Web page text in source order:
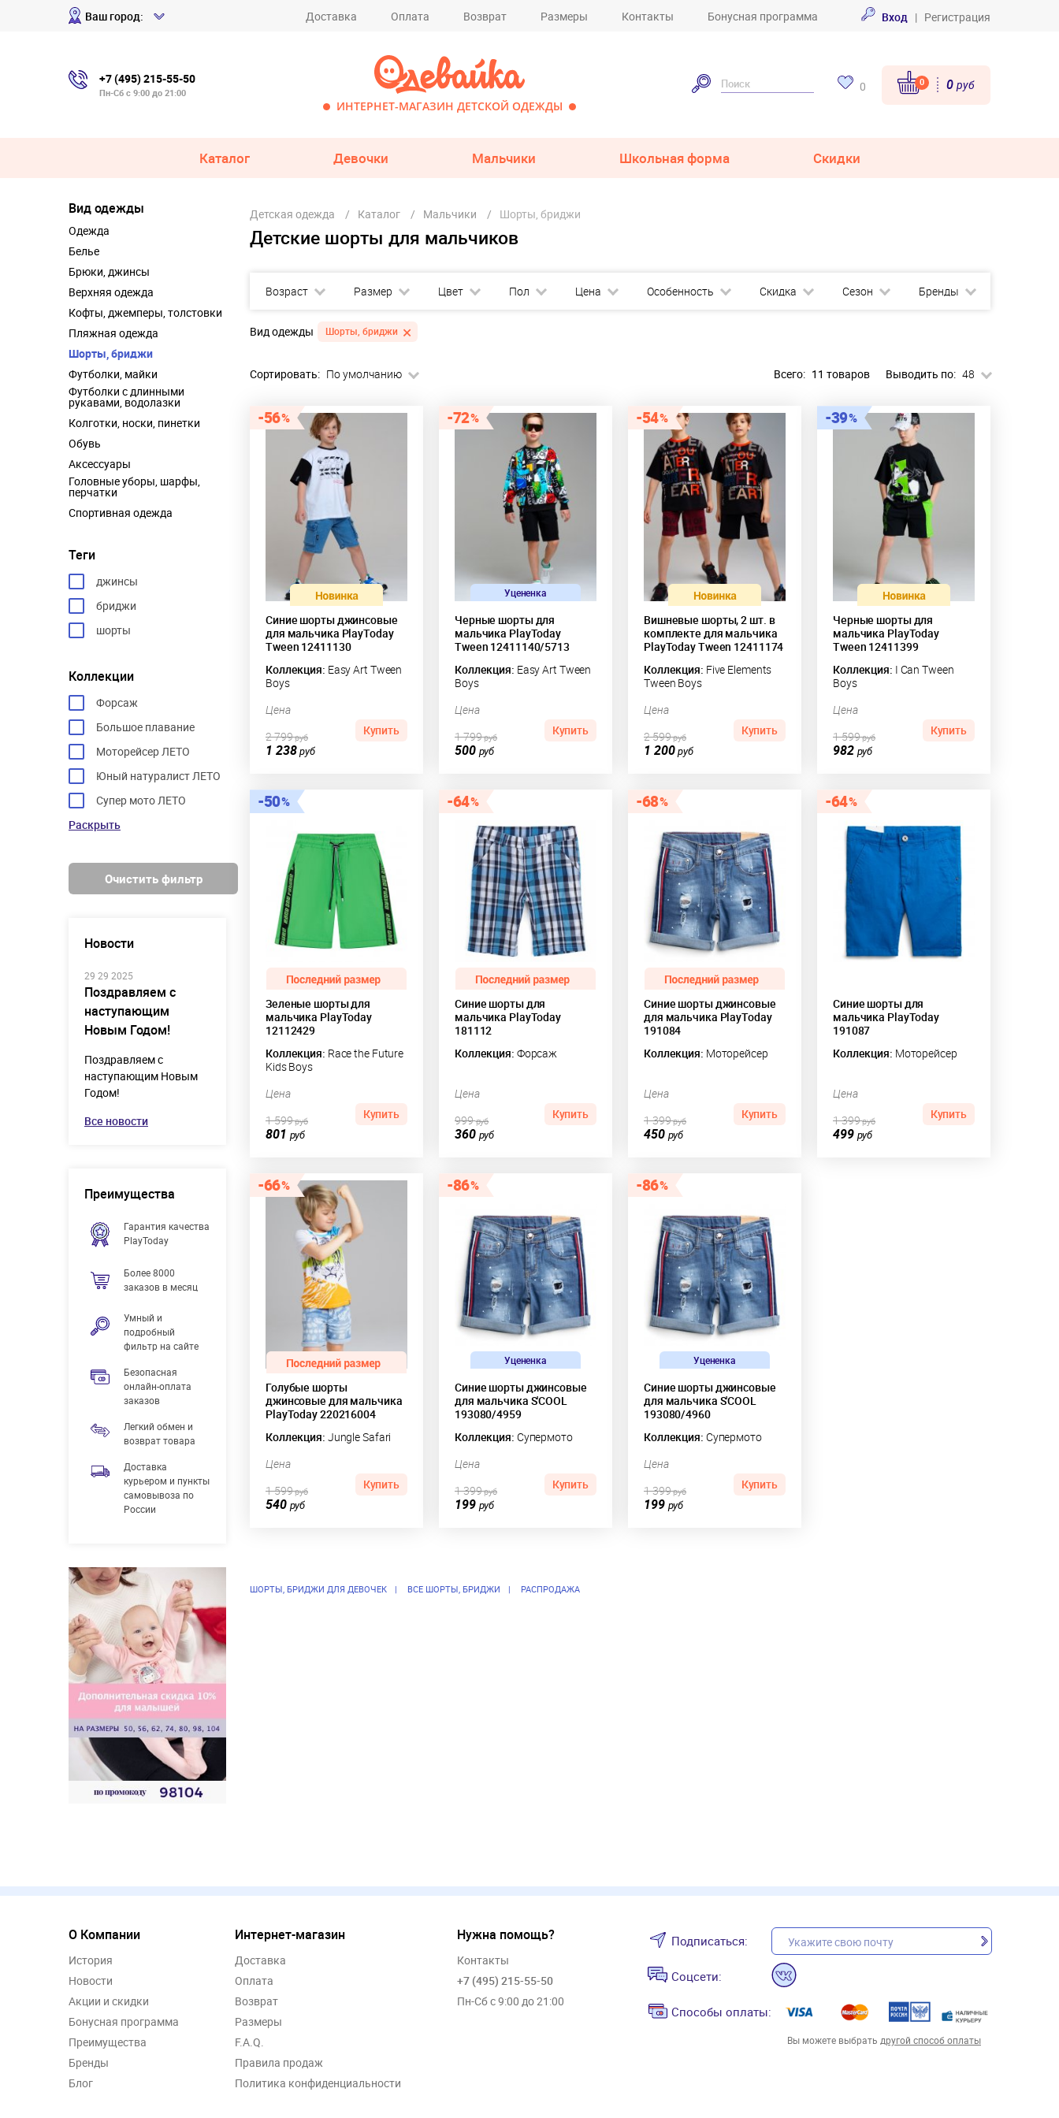
Ваш город: Доставка Оплата Возврат Размеры Контакты Бонусная программа Вход | Регистрация
+7 (495) 215-55-50
Пн-Сб с 9:00 до 21:00
ИНТЕРНЕТ-МАГАЗИН ДЕТСКОЙ ОДЕЖДЫ
0 0 0 руб
Каталог Девочки Мальчики Школьная форма Скидки
Вид одежды
Одежда
Белье
Брюки, джинсы
Верхняя одежда
Кофты, джемперы, толстовки
Пляжная одежда
Шорты, бриджи
Футболки, майки
Футболки с длинными
рукавами, водолазки
Колготки, носки, пинетки
Обувь
Аксессуары
Головные уборы, шарфы,
перчатки
Спортивная одежда
Теги
джинсы
бриджи
шорты
Коллекции
Форсаж
Большое плавание
Моторейсер ЛЕТО
Юный натуралист ЛЕТО
Супер мото ЛЕТО
Раскрыть
Очистить фильтр
Новости
29 29 2025
Поздравляем с
наступающим
Новым Годом!
Поздравляем с
наступающим Новым
Годом!
Все новости
Преимущества
Гарантия качества
PlayToday
Более 8000
заказов в месяц
Умный и
подробный
фильтр на сайте
Безопасная
онлайн-оплата
заказов
Легкий обмен и
возврат товара
Доставка
курьером и пункты
самовывоза по
России
Детская одежда Каталог Мальчики Шорты, бриджи
Детские шорты для мальчиков
Возраст Размер Цвет Пол Цена Особенность Скидка Сезон Бренды
Вид одежды Шорты, бриджи
Сортировать: По умолчанию Всего: 11 товаров Выводить по: 48
56
Синие шорты джинсовые
для мальчика PlayToday
Tween 12411130
Коллекция: Easy Art Tween
Boys
Цена
1 238руб
2 799руб Купить
72
Уцененка
Черные шорты для
мальчика PlayToday
Tween 12411140/5713
Коллекция: Easy Art Tween
Boys
Цена
500 руб
1 799руб Купить
54
Вишневые шорты, 2 шт. в
комплекте для мальчика
PlayToday Tween 12411174
Коллекция: Five Elements
Tween Boys
Цена
1 200руб
2 599руб Купить
39
Черные шорты для
мальчика PlayToday
Tween 12411399
Коллекция: I Can Tween
Boys
Цена
982 руб
1 599руб Купить
50
Зеленые шорты для
мальчика PlayToday
12112429
Коллекция: Race the Future
Kids Boys
Цена
801 руб
1 599руб Купить
64
Синие шорты для
мальчика PlayToday
181112
Коллекция: Форсаж
Цена
360 руб
999руб Купить
68
Синие шорты джинсовые
для мальчика PlayToday
191084
Коллекция: Моторейсер
Цена
450 руб
1 399руб Купить
64
Синие шорты для
мальчика PlayToday
191087
Коллекция: Моторейсер
Цена
499 руб
1 399руб Купить
66
Голубые шорты
джинсовые для мальчика
PlayToday 220216004
Коллекция: Jungle Safari
Цена
540 руб
1 599руб Купить
86
Уцененка
Синие шорты джинсовые
для мальчика S'COOL
193080/4959
Коллекция: Супермото
Цена
199 руб
1 399руб Купить
86
Уцененка
Синие шорты джинсовые
для мальчика S'COOL
193080/4960
Коллекция: Супермото
Цена
199 руб
1 399руб Купить
ШОРТЫ, БРИДЖИ ДЛЯ ДЕВОЧЕК ВСЕ ШОРТЫ, БРИДЖИ РАСПРОДАЖА
О Компании
История
Новости
Акции и скидки
Бонусная программа
Преимущества
Бренды
Блог
Интернет-магазин
Доставка
Оплата
Возврат
Размеры
F.A.Q.
Правила продаж
Политика конфиденциальности
Нужна помощь?
Контакты
+7 (495) 215-55-50
Пн-Сб с 9:00 до 21:00
Подписаться:
Соцсети:
Способы оплаты:
Вы можете выбрать другой способ оплаты